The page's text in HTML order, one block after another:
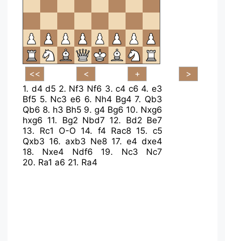
1. d4 d5 2. Nf3 Nf6 3.c4 c6 4.e3
Bf5 5. Nc3 e6 6. Nh4 Bg4 7. Qb3
Qb6 8. h3 Bh5 9. g4 Bg6 10. Nxg6
hxg6 11. Bg2 Nbd7 12. Bd2 Be7
13. Rc1 O-O 14. f4 Rac8 15.c5
Qxb3 16. axb3 Ne8 17. e4 dxe4
18. Nxe4 Ndf6 19. Nc3
Nc7
20. Ra1 a6 21. Ra4